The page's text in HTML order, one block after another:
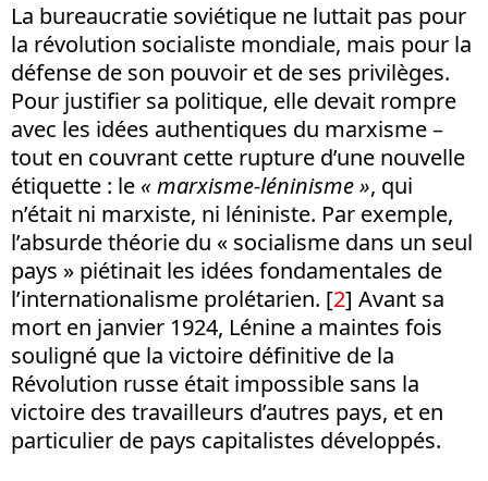
La bureaucratie soviétique ne luttait pas pour
la révolution socialiste mondiale, mais pour la
défense de son pouvoir et de ses privilèges.
Pour justifier sa politique, elle devait rompre
avec les idées authentiques du marxisme –
tout en couvrant cette rupture d’une nouvelle
étiquette : le « marxisme-léninisme », qui
n’était ni marxiste, ni léniniste. Par exemple,
l’absurde théorie du « socialisme dans un seul
pays » piétinait les idées fondamentales de
l’internationalisme prolétarien. [2] Avant sa
mort en janvier 1924, Lénine a maintes fois
souligné que la victoire définitive de la
Révolution russe était impossible sans la
victoire des travailleurs d’autres pays, et en
particulier de pays capitalistes développés.